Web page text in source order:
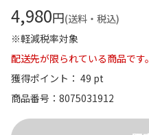
4,980円(送料・税込)
※軽減税率対象
配送先が限られている商品です。
獲得ポイント： 49 pt
商品番号
8075031912